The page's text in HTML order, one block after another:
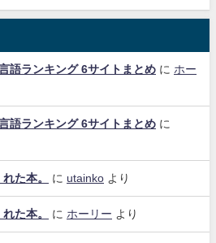
語ランキング 6サイトまとめ に ホー
語ランキング 6サイトまとめ に
た本。 に utainko より
た本。 に ホーリー より